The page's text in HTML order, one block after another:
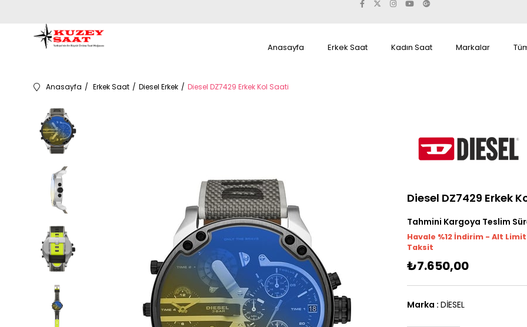
Anasayfa Erkek Saat Kadın Saat Markalar
Anasayfa Erkek Saat Diesel Erkek Diesel DZ7429 Erkek Kol Saati
Diesel DZ7429 Erkek
Tahmini Kargoya Teslim
Havale %12 İndirim - Alt Limit
Taksit
₺7.650,00
Marka : DİESEL